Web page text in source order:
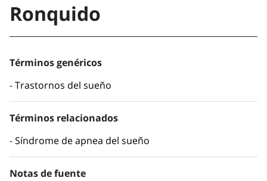
Ronquido
Términos genéricos
Trastornos del sueño
Términos relacionados
Síndrome de apnea del sueño
Notas de fuente